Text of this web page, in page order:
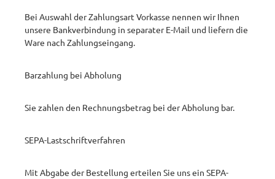
Bei Auswahl der Zahlungsart Vorkasse nennen wir Ihnen
unsere Bankverbindung in separater E-Mail und liefern die
Ware nach Zahlungseingang.
Barzahlung bei Abholung
Sie zahlen den Rechnungsbetrag bei der Abholung bar. ​
SEPA-Lastschriftverfahren
Mit Abgabe der Bestellung erteilen Sie uns ein SEPA-